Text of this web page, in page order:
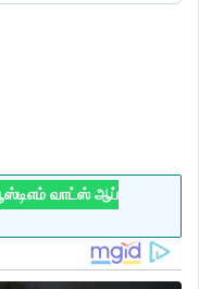
வாட்ஸ் ஆப்